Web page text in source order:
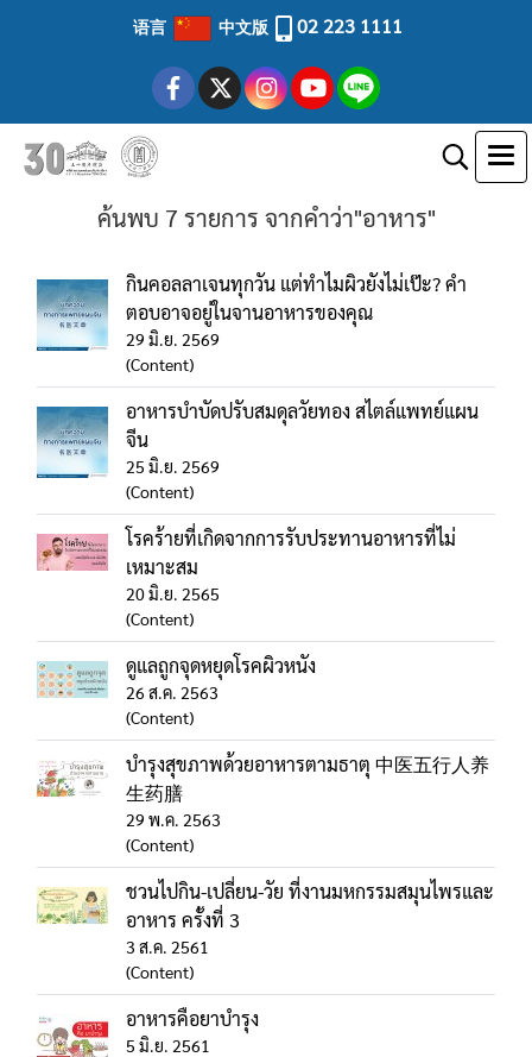
语言 中文版 02 223 1111
ค้นพบ 7 รายการ จากคำว่า"อาหาร"
กินคอลลาเจนทุกวัน แต่ทำไมผิวยังไม่เป๊ะ? คำ
ตอบอาจอยู่ในจานอาหารของคุณ
29 มิ.ย. 2569
(Content)
อาหารบำบัดปรับสมดุลวัยทอง สไตล์แพทย์แผน
จีน
25 มิ.ย. 2569
(Content)
โรคร้ายที่เกิดจากการรับประทานอาหารที่ไม่
เหมาะสม
20 มิ.ย. 2565
(Content)
ดูแลถูกจุดหยุดโรคผิวหนัง
26 ส.ค. 2563
(Content)
บำรุงสุขภาพด้วยอาหารตามธาตุ 中医五行人养
生药膳
29 พ.ค. 2563
(Content)
ชวนไปกิน-เปลี่ยน-วัย ที่งานมหกรรมสมุนไพรและ
อาหาร ครั้งที่ 3
3 ส.ค. 2561
(Content)
อาหารคือยาบำรุง
5 มิ.ย. 2561